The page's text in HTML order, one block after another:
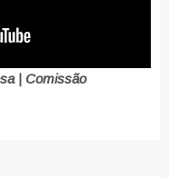
| Comissão